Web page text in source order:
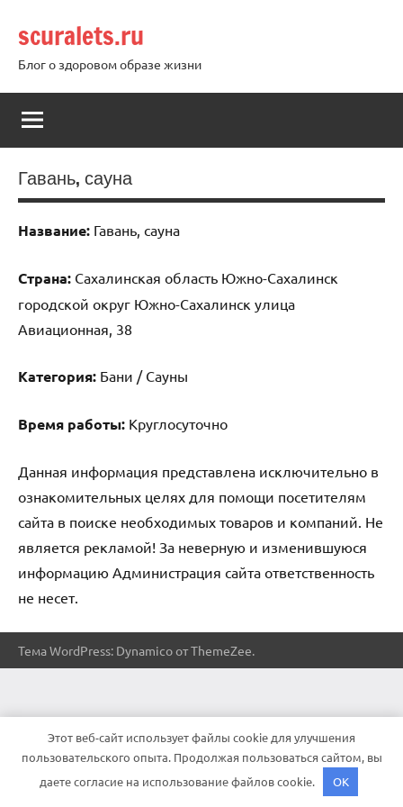
содержимому
scuralets.ru
Блог о здоровом образе жизни
Гавань, сауна
Название: Гавань, сауна
Страна: Сахалинская область Южно-Сахалинск
городской округ Южно-Сахалинск улица
Авиационная, 38
Категория: Бани / Сауны
Время работы: Круглосуточно
Данная информация представлена исключительно в
ознакомительных целях для помощи посетителям
сайта в поиске необходимых товаров и компаний. Не
является рекламой! За неверную и изменившуюся
информацию Администрация сайта ответственность
не несет.
Тема WordPress: Dynamico от ThemeZee.
Этот веб-сайт использует файлы cookie для улучшения
пользовательского опыта. Продолжая пользоваться сайтом, вы
даете согласие на использование файлов cookie.
OK